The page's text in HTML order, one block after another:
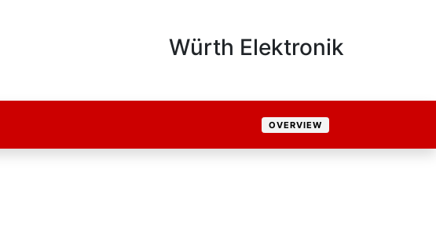
Würth Elektronik
OVERVIEW